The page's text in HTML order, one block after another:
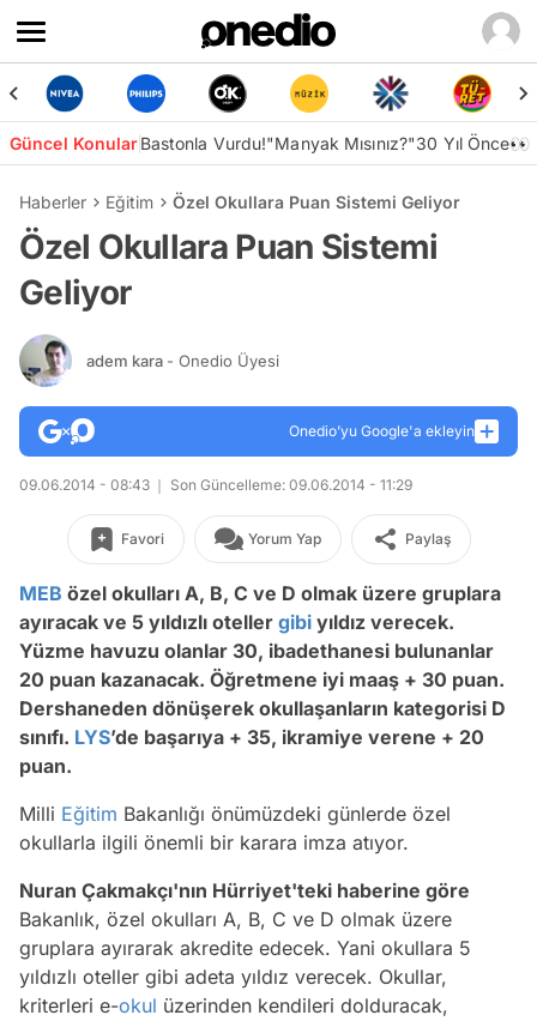
Güncel KonularBastonla Vurdu!"Manyak Mısınız?"30 Yıl Önce👀
Haberler Eğitim Özel Okullara Puan Sistemi Geliyor
Özel Okullara Puan Sistemi
Geliyor
adem kara - Onedio Üyesi
Onedio’yu Google'a ekleyin
09.06.2014 - 08:43 Son Güncelleme: 09.06.2014 - 11:29
Favori Yorum Yap Paylaş
MEB özel okulları A, B, C ve D olmak üzere gruplara
ayıracak ve 5 yıldızlı oteller gibi yıldız verecek.
Yüzme havuzu olanlar 30, ibadethanesi bulunanlar
20 puan kazanacak. Öğretmene iyi maaş + 30 puan.
Dershaneden dönüşerek okullaşanların kategorisi D
sınıfı. LYS’de başarıya + 35, ikramiye verene + 20
puan.
Milli Eğitim Bakanlığı önümüzdeki günlerde özel
okullarla ilgili önemli bir karara imza atıyor.
Nuran Çakmakçı'nın Hürriyet'teki haberine göre
Bakanlık, özel okulları A, B, C ve D olmak üzere
gruplara ayırarak akredite edecek. Yani okullara 5
yıldızlı oteller gibi adeta yıldız verecek. Okullar,
kriterleri e-okul üzerinden kendileri dolduracak,